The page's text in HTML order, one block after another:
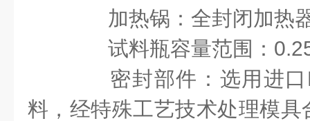
加热锅：全封闭加热
试料瓶容量范围：
密封部件：选用进口
料，经特殊工艺技术处理模